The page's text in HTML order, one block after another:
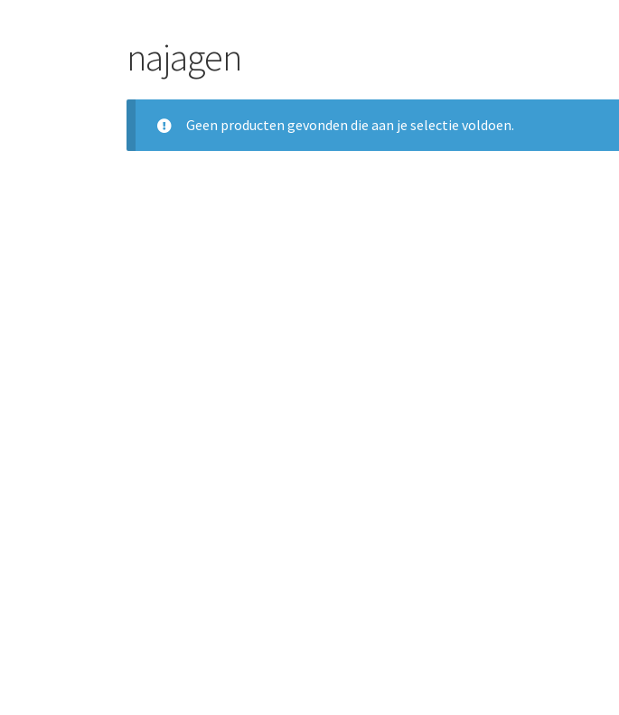
najagen
Geen producten gevonden die aan je selectie voldoen.